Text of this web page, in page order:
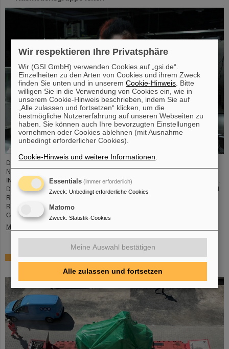
Dr. Jonas Ohland, Laserphysiker bei GSI/FAIR, wird ab dem 1. Juni die
Nachwuchsgruppe ALADIN (Adaptiv Laser Architecture Development and
INtegration, dt. Entwicklung und Integration adaptiver Laserarchitektur) leiten.
Dazu erhält er durch das Bundesministerium für Forschung, Technologie und
Raumfahrt eine Fördersumme von 2,8 Millionen Euro über fünf Jahre im
Rahmen des Programms „Fusionstalente“. Das ALADIN-Projekt legt einen
Grundstein zur Verwirklichung stabiler, effizienter Laser für die ...
Mehr »
Erste Super-FRS-Komponente auf FAIR-Baufeld
Wir respektieren Ihre Privatsphäre
Wir (GSI GmbH) verwenden Cookies auf „gsi.de“.
Einzelheiten zu den Arten von Cookies und ihrem Zweck
finden Sie unten und in unseremCookie-Hinweis . Bitte
willigen Sie in die Verwendung von Cookies ein, wie in
unserem Cookie-Hinweis beschrieben, indem Sie auf
„Alle zulassen und fortsetzen“ klicken, um die
bestmögliche Nutzererfahrung auf unseren Webseiten zu
haben. Sie können auch Ihre bevorzugten Einstellungen
vornehmen oder Cookies ablehnen (mit Ausnahme
unbedingt erforderlicher Cookies).
Cookie-Hinweis und weitere Informationen
Essentials (immer erforderlich)
Zweck: Unbedingt erforderliche Cookies
Matomo
Zweck: Statistik-Cookies
Meine Auswahl bestätigen
Alle zulassen und fortsetzen